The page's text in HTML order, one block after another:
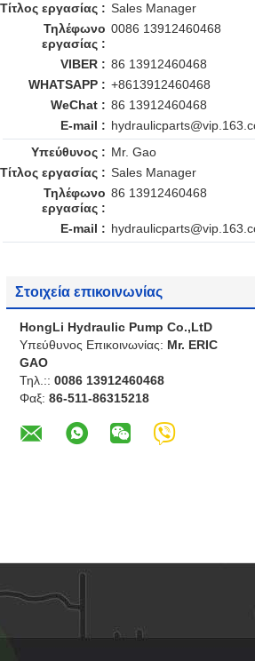
Τίτλος εργασίας : Sales Manager
Τηλέφωνο
εργασίας :
0086 13912460468
VIBER : 86 13912460468
WHATSAPP : +8613912460468
WeChat : 86 13912460468
E-mail :
Υπεύθυνος : Mr. Gao
Τίτλος εργασίας : Sales Manager
Τηλέφωνο
εργασίας :
86 13912460468
E-mail :
Στοιχεία επικοινωνίας
HongLi Hydraulic Pump Co.,LtD
Υπεύθυνος Επικοινωνίας: Mr. ERIC
GAO
Τηλ.:: 0086 13912460468
Φαξ: 86-511-86315218